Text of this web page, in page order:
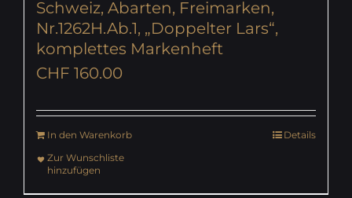
Schweiz, Abarten, Freimarken,
Nr.1262H.Ab.1, „Doppelter Lars“,
komplettes Markenheft
CHF 160.00
In den Warenkorb
Details
Zur Wunschliste
hinzufügen